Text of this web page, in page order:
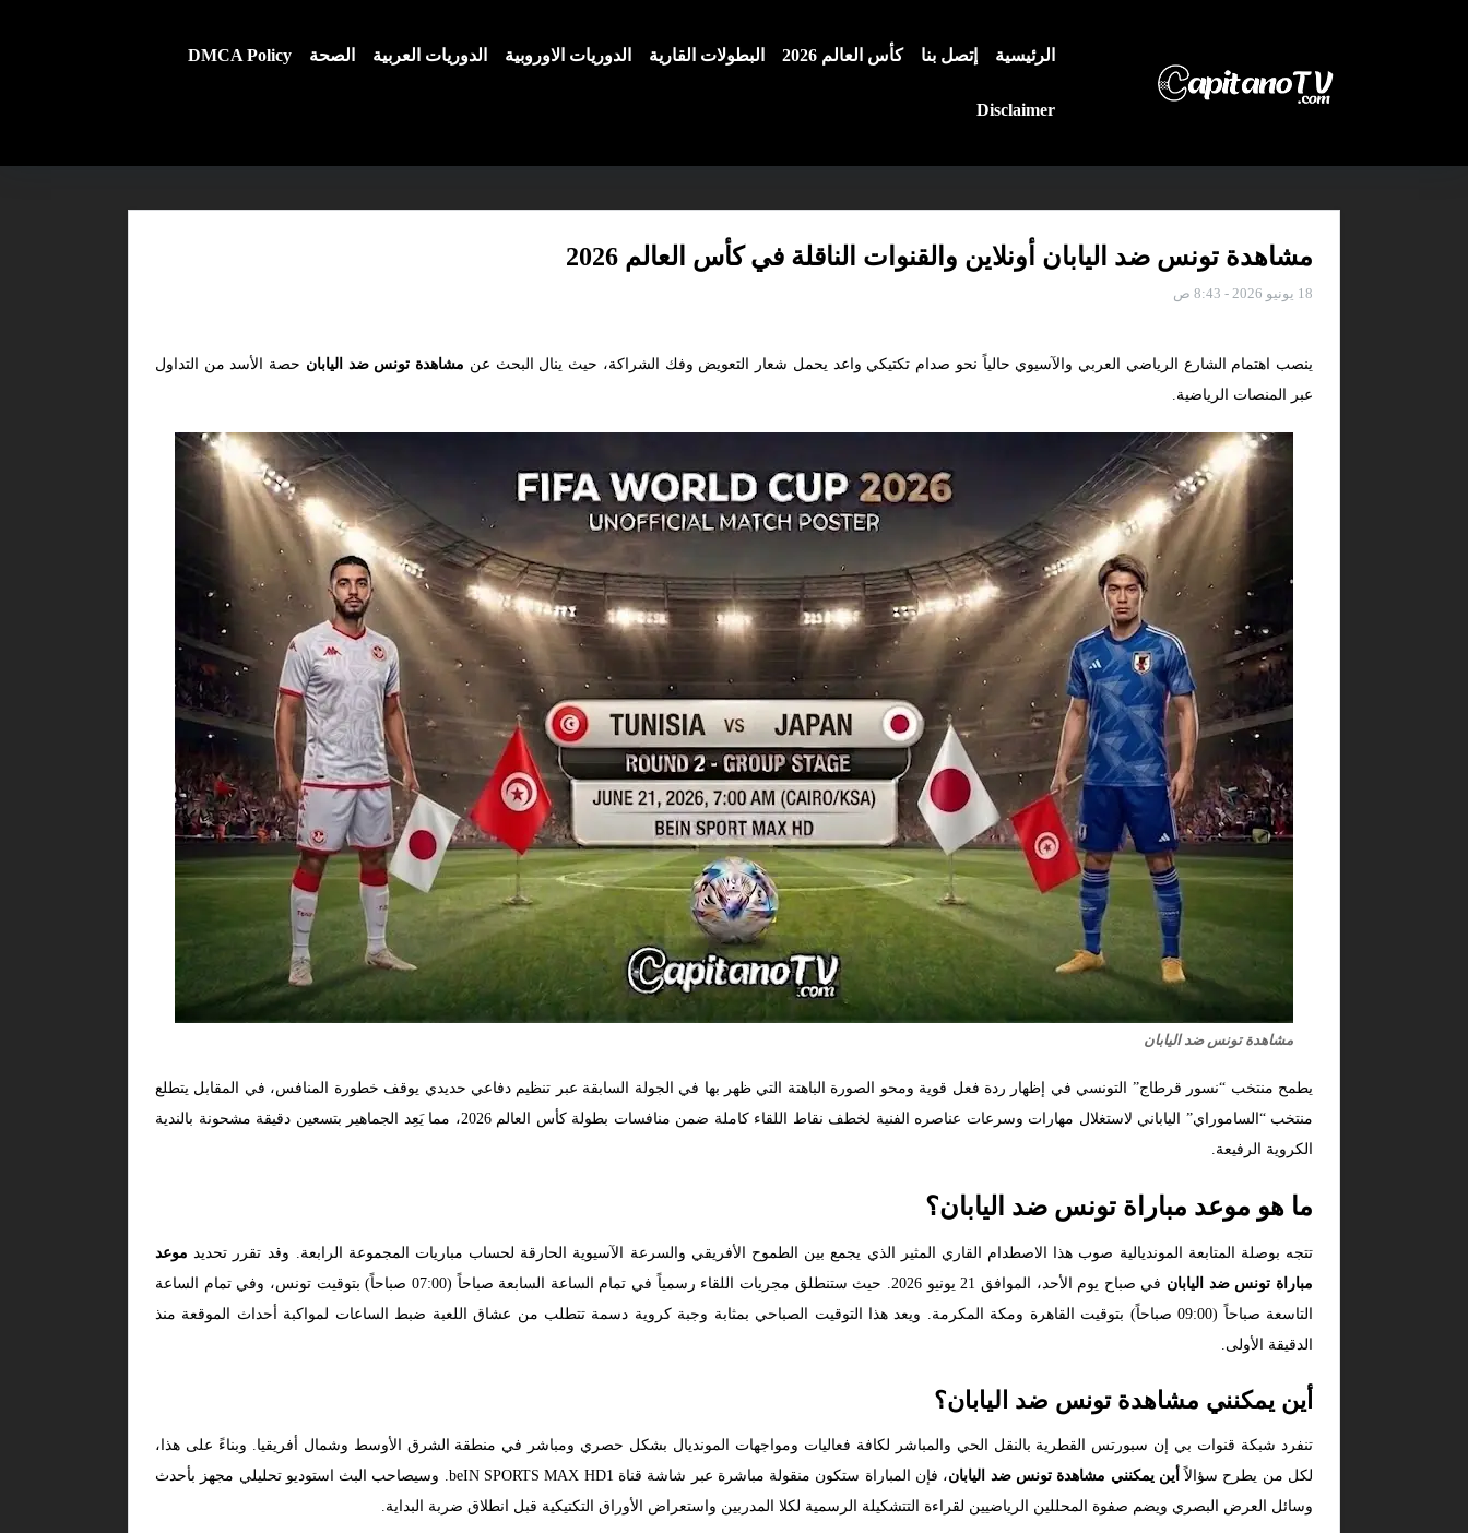
الرئيسية إتصل بنا كأس العالم 2026 البطولات القارية الدوريات الاوروبية الدوريات العربية الصحة DMCA Policy
Disclaimer
مشاهدة تونس ضد اليابان أونلاين والقنوات الناقلة في كأس العالم 2026
18 يونيو 2026 - 8:43 ص
ينصب اهتمام الشارع الرياضي العربي والآسيوي حالياً نحو صدام تكتيكي واعد يحمل شعار التعويض وفك الشراكة، حيث ينال البحث عن مشاهدة تونس ضد اليابان حصة الأسد من التداول
عبر المنصات الرياضية.
مشاهدة تونس ضد اليابان
يطمح منتخب “نسور قرطاج” التونسي في إظهار ردة فعل قوية ومحو الصورة الباهتة التي ظهر بها في الجولة السابقة عبر تنظيم دفاعي حديدي يوقف خطورة المنافس، في المقابل يتطلع
منتخب “الساموراي” الياباني لاستغلال مهارات وسرعات عناصره الفنية لخطف نقاط اللقاء كاملة ضمن منافسات بطولة كأس العالم 2026، مما يَعِد الجماهير بتسعين دقيقة مشحونة بالندية
الكروية الرفيعة.
ما هو موعد مباراة تونس ضد اليابان؟
تتجه بوصلة المتابعة المونديالية صوب هذا الاصطدام القاري المثير الذي يجمع بين الطموح الأفريقي والسرعة الآسيوية الحارقة لحساب مباريات المجموعة الرابعة. وقد تقرر تحديد موعد
مباراة تونس ضد اليابان
في صباح يوم الأحد، الموافق 21 يونيو 2026. حيث ستنطلق مجريات اللقاء رسمياً في تمام الساعة السابعة صباحاً (07:00 صباحاً) بتوقيت تونس، وفي تمام الساعة
التاسعة صباحاً (09:00 صباحاً) بتوقيت القاهرة ومكة المكرمة. ويعد هذا التوقيت الصباحي بمثابة وجبة كروية دسمة تتطلب من عشاق اللعبة ضبط الساعات لمواكبة أحداث الموقعة منذ
الدقيقة الأولى.
أين يمكنني مشاهدة تونس ضد اليابان؟
تنفرد شبكة قنوات بي إن سبورتس القطرية بالنقل الحي والمباشر لكافة فعاليات ومواجهات المونديال بشكل حصري ومباشر في منطقة الشرق الأوسط وشمال أفريقيا. وبناءً على هذا،
لكل من يطرح سؤالاً أين يمكنني مشاهدة تونس ضد اليابان
، فإن المباراة ستكون منقولة مباشرة عبر شاشة قناة beIN SPORTS MAX HD1. وسيصاحب البث استوديو تحليلي مجهز بأحدث
وسائل العرض البصري ويضم صفوة المحللين الرياضيين لقراءة التتشكيلة الرسمية لكلا المدربين واستعراض الأوراق التكتيكية قبل انطلاق ضربة البداية.